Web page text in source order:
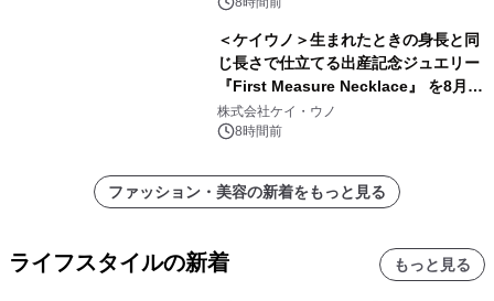
＜ケイウノ＞生まれたときの身長と同
じ長さで仕立てる出産記念ジュエリー
『First Measure Necklace』 を8月14
日(金)に発売
株式会社ケイ・ウノ
8時間前
ファッション・美容の新着をもっと見る
ライフスタイルの新着 もっと見る